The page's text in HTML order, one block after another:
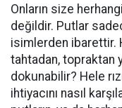
Onların size
değildir. Putlar
isimlerden ibarettir.
tahtadan, topraktan
dokunabilir? Hele
ihtiyacını nasıl